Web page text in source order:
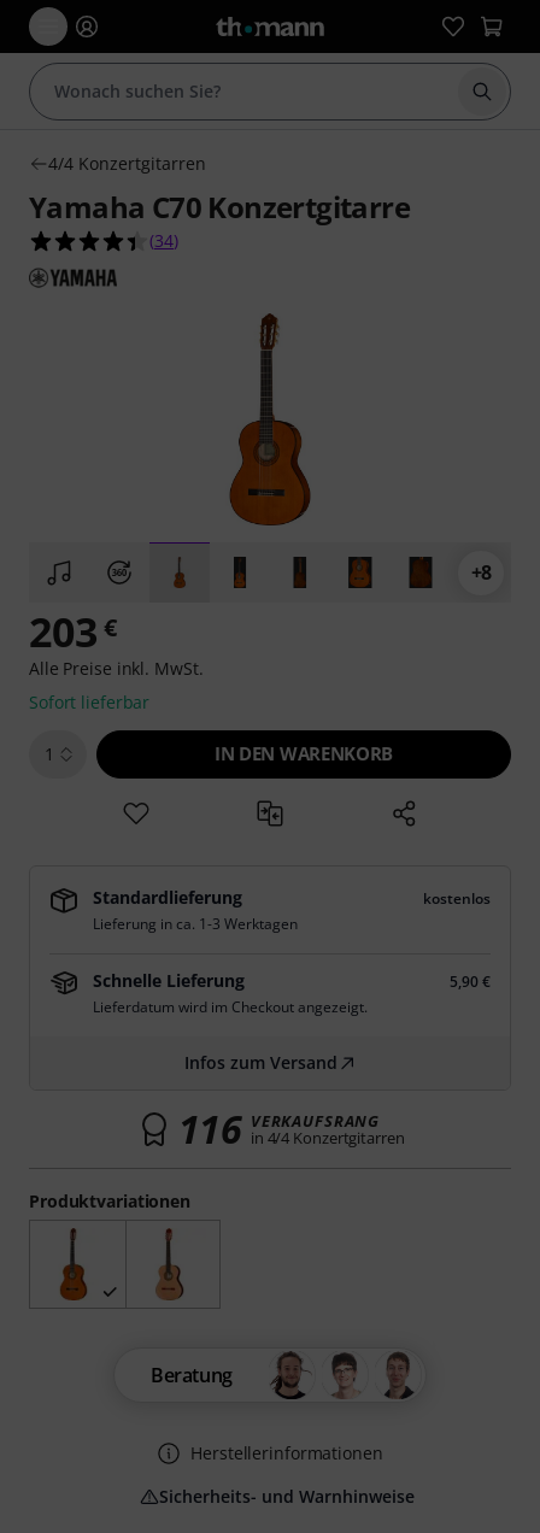
Suche
4/4 Konzertgitarren
Yamaha C70 Konzertgitarre
4.4 von 5 Sternen aus 34 Kundenbewertungen
(34)
+8
Produktvariationen
203 €
Alle Preise inkl. MwSt.
Sofort lieferbar
1 IN DEN WARENKORB
Standardlieferung
kostenlos
Lieferung in ca. 1-3 Werktagen
Schnelle Lieferung
5,90 €
Lieferdatum wird im Checkout angezeigt.
Infos zum Versand
116 VERKAUFSRANG
in 4/4 Konzertgitarren
Beratung
Herstellerinformationen
Sicherheits- und Warnhinweise